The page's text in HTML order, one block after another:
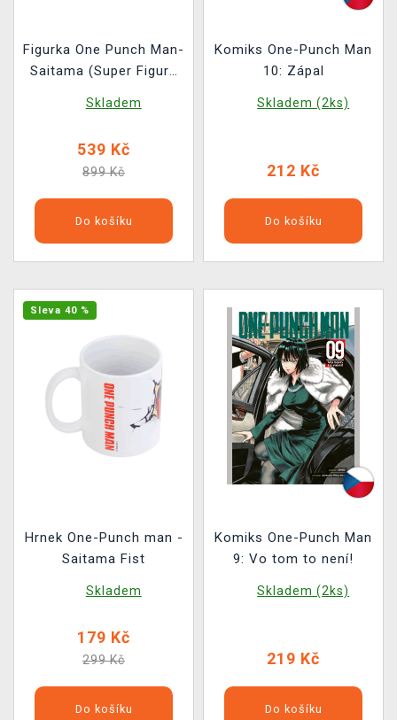
Figurka One Punch Man-
Saitama (Super Figure
Skladem
539 Kč
899 Kč
Do košíku
Komiks One-Punch Man
10: Zápal
Skladem (2ks)
212 Kč
Do košíku
Sleva 40 %
Hrnek One-Punch man -
Saitama Fist
Skladem
179 Kč
299 Kč
Do košíku
Komiks One-Punch Man
9: Vo tom to není!
Skladem (2ks)
219 Kč
Do košíku